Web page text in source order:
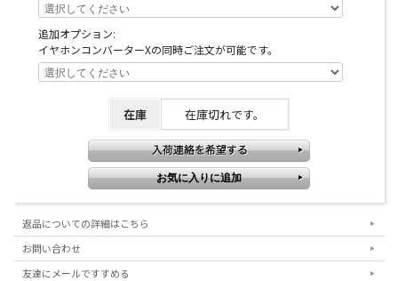
追加オプション:
イヤホンコンバーターXの同時ご注文が可能です。
在庫 在庫切れです。
返品についての詳細はこちら
お問い合わせ
友達にメールですすめる